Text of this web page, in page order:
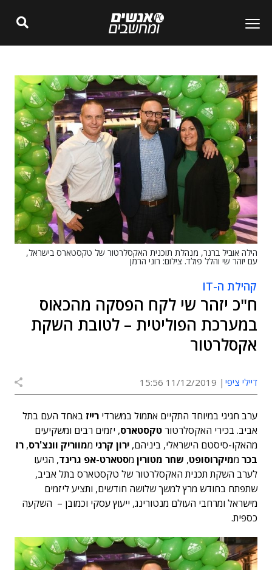
הילה אוביל ברנר, מנהלת תוכנית האקסלרטור של טקסטארס בישראל,
עם יזהר שי והלל פולד. צילום: רוני הרמן
קהילת ה-IT
ח"כ יזהר שי לקח הפסקה מהכאוס
במערכת הפוליטית – לטובת השקת
אקסלרטור
דיילי ציפי 11/12/2019 15:56
ערב חגיגי במיוחד התקיים אתמול במשרדי רייז באחד העם בתל
אביב. בכירי האקסלרטורטקסטארס, יזמים רבים ומשקיעים
מהאקו-סיסטם הישראלי, ביניהם, ירון קרני ממווריק וונצ'רס, רז
בכר ממיקרוסופט, שחר מטורין מסטארט-אפ גרינד, הגיעו
לערב השקת תכנית האקסלרטור של טקסטארס בתל אביב,
שתפתח בחודש מרץ למשך שלושה חודשים, ותציע ליזמים
מישראל ומרחבי העולם מנטורינג, ייעוץ עסקי וכמובן – השקעה
כספית.